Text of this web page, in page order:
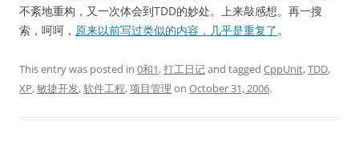
不紊地重构，又一次体会到TDD的妙处。上来敲感想。再一搜
索，呵呵， 原来以前写过类似的内容，几乎是重复了。
This entry was posted in 0和1,打工日记and tagged CppUnit,TDD,
XP,敏捷开发,软件工程,项目管理 on October 31, 2006.